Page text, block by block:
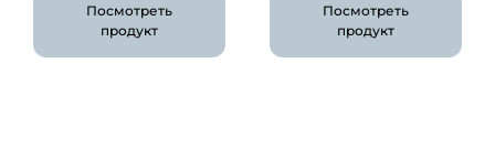
Посмотреть
продукт
Посмотреть
продукт